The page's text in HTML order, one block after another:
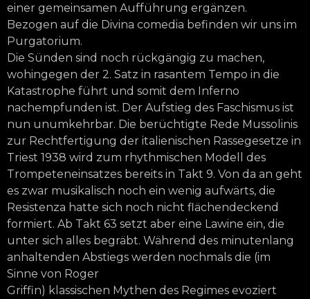
einer gemeinsamen Aufführung ergänzen.
Bezogen auf die Divina comedia befinden wir uns im
Purgatorium.
Die Sünden sind noch rückgängig zu machen,
wohingegen der 2. Satz in rasantem Tempo in die
Katastrophe führt und somit dem Inferno
nachempfunden ist. Der Aufstieg des Faschismus ist
nun unumkehrbar. Die berüchtigte Rede Mussolinis
zur Rechtfertigung der italienischen Rassegesetze in
Triest 1938 wird zum rhythmischen Modell des
Trompeteneinsatzes bereits in Takt 9. Von da an geht
es zwar musikalisch noch ein wenig aufwärts, die
Resistenza hatte sich noch nicht flächendeckend
formiert. Ab Takt 63 setzt aber eine Lawine ein, die
unter sich alles begräbt. Während des minutenlang
anhaltenden Abstiegs werden nochmals die (im
Sinne von Roger
Griffin) klassischen Mythen des Regimes evoziert